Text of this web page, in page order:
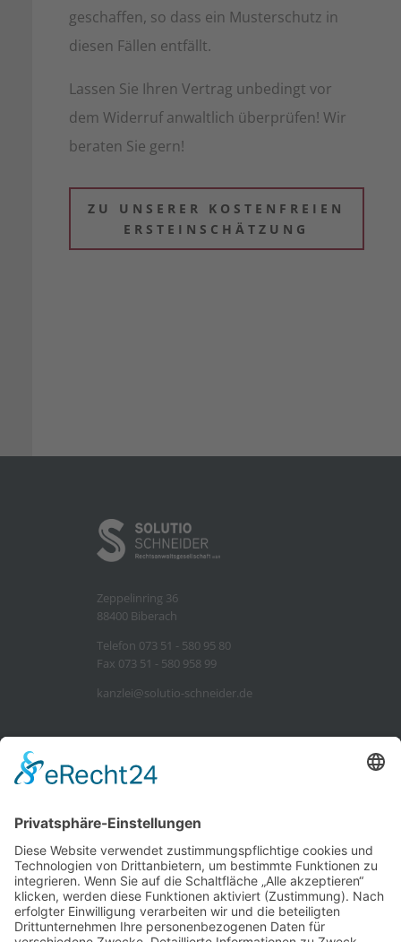
geschaffen, so dass ein Musterschutz in
diesen Fällen entfällt.
Lassen Sie Ihren Vertrag unbedingt vor
dem Widerruf anwaltlich überprüfen! Wir
beraten Sie gern!
ZU UNSERER KOSTENFREIEN
ERSTEINSCHÄTZUNG
Zeppelinring 36
88400 Biberach
Telefon 073 51 - 580 95 80
Fax 073 51 - 580 958 99
kanzlei@solutio-schneider.de
Datenschutz